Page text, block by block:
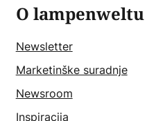
O lampenweltu
Newsletter
Marketinške suradnje
Newsroom
Inspiracija